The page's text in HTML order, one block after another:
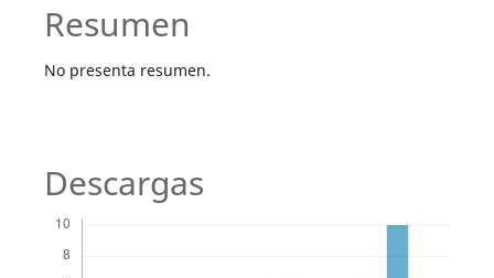
Resumen
No presenta resumen.
Descargas